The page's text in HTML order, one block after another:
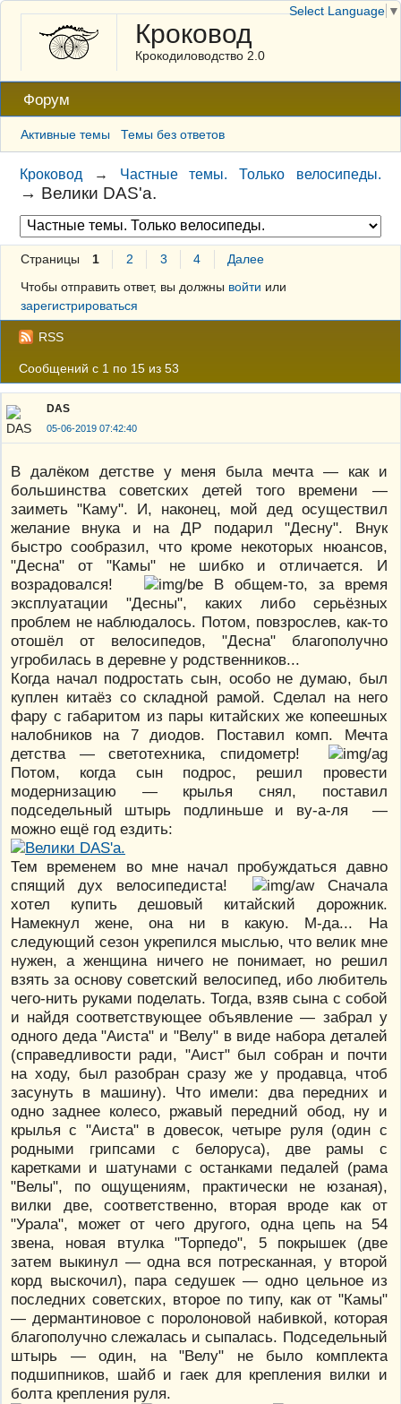
Кроковод
Крокодиловодство 2.0
Форум
Активные темы Темы без ответов
Кроковод → Частные темы. Только велосипеды.
→ Велики DAS'а.
Страницы 1 2 3 4
Далее
Чтобы отправить ответ, вы должны войти или
зарегистрироваться
RSS
Сообщений с 1 по 15 из 53
DAS
05-06-2019 07:42:40
В далёком детстве у меня была мечта — как и
большинства советских детей того времени —
заиметь "Каму". И, наконец, мой дед осуществил
желание внука и на ДР подарил "Десну". Внук
быстро сообразил, что кроме некоторых нюансов,
"Десна" от "Камы" не шибко и отличается. И
возрадовался!
В общем-то, за время
эксплуатации "Десны", каких либо серьёзных
проблем не наблюдалось. Потом, повзрослев, как-то
отошёл от велосипедов, "Десна" благополучно
угробилась в деревне у родственников...
Когда начал подростать сын, особо не думаю, был
куплен китаёз со складной рамой. Сделал на него
фару с габаритом из пары китайских же копеешных
налобников на 7 диодов. Поставил комп. Мечта
детства — светотехника, спидометр!
Потом, когда сын подрос, решил провести
модернизацию — крылья снял, поставил
подседельный штырь подлиньше и ву-а-ля —
можно ещё год ездить:
Тем временем во мне начал пробуждаться давно
спящий дух велосипедиста!
Сначала
хотел купить дешовый китайский дорожник.
Намекнул жене, она ни в какую. М-да... На
следующий сезон укрепился мыслью, что велик мне
нужен, а женщина ничего не понимает, но решил
взять за основу советский велосипед, ибо любитель
чего-нить руками поделать. Тогда, взяв сына с собой
и найдя соответствующее объявление — забрал у
одного деда "Аиста" и "Велу" в виде набора деталей
(справедливости ради, "Аист" был собран и почти
на ходу, был разобран сразу же у продавца, чтоб
засунуть в машину). Что имели: два передних и
одно заднее колесо, ржавый передний обод, ну и
крылья с "Аиста" в довесок, четыре руля (один с
родными грипсами с белоруса), две рамы с
каретками и шатунами с останками педалей (рама
"Велы", по ощущениям, практически не юзаная),
вилки две, соответственно, вторая вроде как от
"Урала", может от чего другого, одна цепь на 54
звена, новая втулка "Торпедо", 5 покрышек (две
затем выкинул — одна вся потресканная, у второй
корд выскочил), пара седушек — одно цельное из
последних советских, второе по типу, как от "Камы"
— дермантиновое с поролоновой набивкой, которая
благополучно слежалась и сыпалась. Подседельный
штырь — один, на "Велу" не было комплекта
подшипников, шайб и гаек для крепления вилки и
болта крепления руля.
Select Language ▼